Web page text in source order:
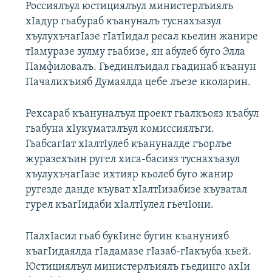
Россиялъул юстициялъул министерлъиялъ
хIадур гьабураб къануналъ туснахъазул
хъулухъчагIазе гIатIидал ресал кьелин жанире
тIамуразе зулму гьабизе, ян абулеб буго Элла
Памфиловалъ. Гьединлъидал гьадинаб къанун
Пачалихъияб Думаялда цебе лъезе кколарин.
Рехсараб къануналъул проект гьалкъояз къабул
гьабуна хIукуматалъул комиссиялъги.
ГьабсагIат хIалтIулеб къануналде гъорлъе
журазехъин ругел хиса-басияз туснахъазул
хъулухъчагIазе ихтияр кьолеб буго жанир
ругезде данде къуват хIалтIизабизе къуватал
гурел къагIидаби хIалтIулел гьечIони.
ПалхIасил гьаб букIине бугин къанунияб
къагIидаялда гIадамазе гIазаб-гIакъуба кьей.
Юстициялъул министерлъиялъ гьединго ахIи